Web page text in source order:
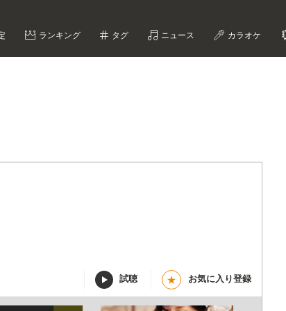
ランキング タグ ニュース カラオケ
試聴 ★ お気に入り登録